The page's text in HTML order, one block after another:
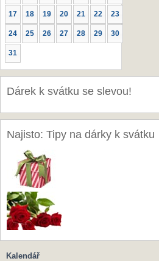
17 18 19 20 21 22 23
24 25 26 27 28 29 30
31
Dárek k svátku se slevou!
Najisto: Tipy na dárky k svátku
Kalendář